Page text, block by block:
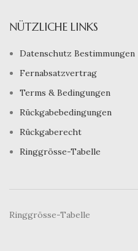
NÜTZLICHE LINKS
Datenschutz Bestimmungen
Fernabsatzvertrag
Terms & Bedingungen
Rückgabebedingungen
Rückgaberecht
Ringgrösse-Tabelle
Ringgrösse-Tabelle